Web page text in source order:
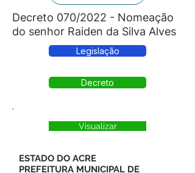
Decreto 070/2022 - Nomeação
do senhor Raiden da Silva Alves
Legislação
Decreto
Visualizar
ESTADO DO ACRE
PREFEITURA MUNICIPAL DE